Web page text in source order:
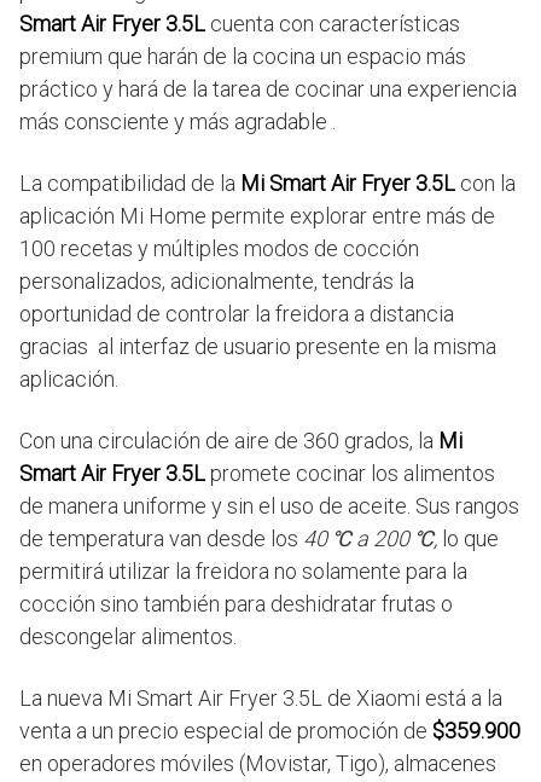
Smart Air Fryer 3.5L cuenta con características
premium que harán de la cocina un espacio más
práctico y hará de la tarea de cocinar una experiencia
más consciente y más agradable .
La compatibilidad de la Mi Smart Air Fryer 3.5L con la
aplicación Mi Home permite explorar entre más de
100 recetas y múltiples modos de cocción
personalizados, adicionalmente, tendrás la
oportunidad de controlar la freidora a distancia
gracias al interfaz de usuario presente en la misma
aplicación.
Con una circulación de aire de 360 grados, la Mi
Smart Air Fryer 3.5L promete cocinar los alimentos
de manera uniforme y sin el uso de aceite. Sus rangos
de temperatura van desde los 40 ℃ a 200 ℃, lo que
permitirá utilizar la freidora no solamente para la
cocción sino también para deshidratar frutas o
descongelar alimentos.
La nueva Mi Smart Air Fryer 3.5L de Xiaomi está a la
venta a un precio especial de promoción de $359.900
en operadores móviles (Movistar, Tigo), almacenes